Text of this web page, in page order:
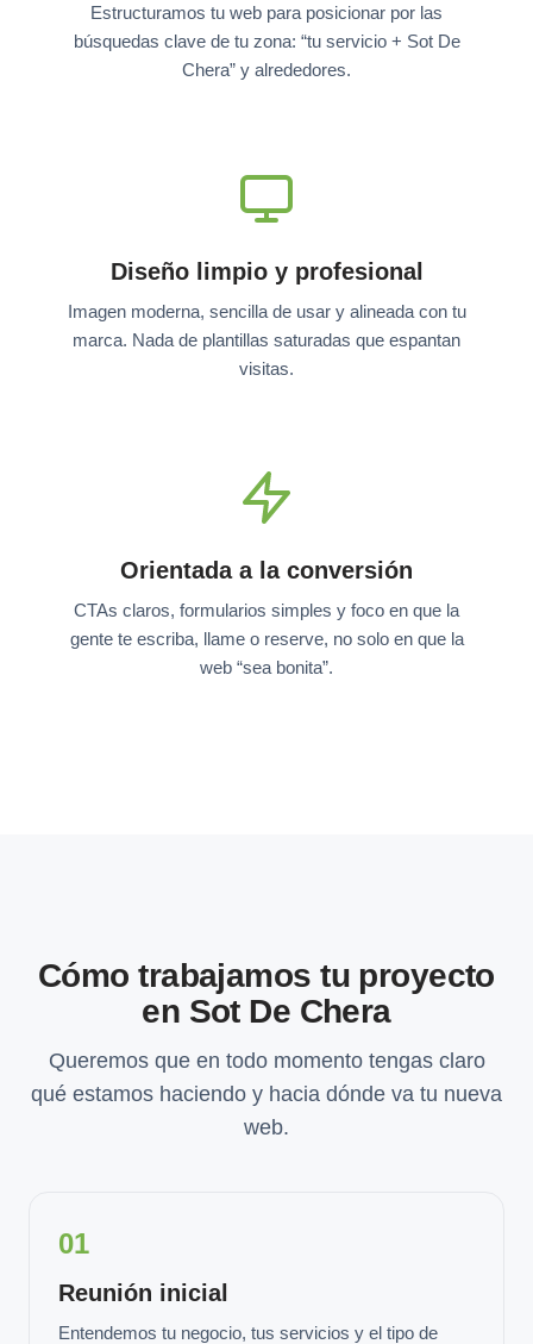
Estructuramos tu web para posicionar por las
búsquedas clave de tu zona: “tu servicio + Sot De
Chera” y alrededores.
Diseño limpio y profesional
Imagen moderna, sencilla de usar y alineada con tu
marca. Nada de plantillas saturadas que espantan
visitas.
Orientada a la conversión
CTAs claros, formularios simples y foco en que la
gente te escriba, llame o reserve, no solo en que la
web “sea bonita”.
Cómo trabajamos tu proyecto
en Sot De Chera
Queremos que en todo momento tengas claro
qué estamos haciendo y hacia dónde va tu nueva
web.
01
Reunión inicial
Entendemos tu negocio, tus servicios y el tipo de